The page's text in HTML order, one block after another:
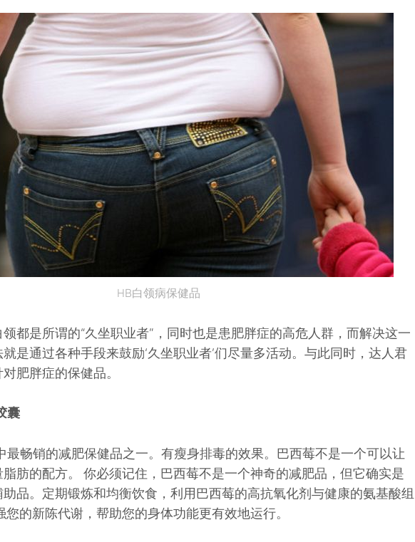
HB白领病保健品
都是所谓的“久坐职业者”，同时也是患肥胖症的高危人群，而解决这一
是通过各种手段来鼓励‘久坐职业者’们尽量多活动。与此同时，达人君
肥胖症的保健品。
囊
最畅销的减肥保健品之一。有瘦身排毒的效果。巴西莓不是一个可以让
肪的配方。 你必须记住，巴西莓不是一个神奇的减肥品，但它确实是
品。定期锻炼和均衡饮食，利用巴西莓的高抗氧化剂与健康的氨基酸组
的新陈代谢，帮助您的身体功能更有效地运行。